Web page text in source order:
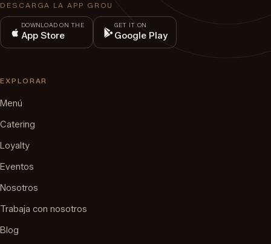
DESCARGA LA APP GROU
DOWNLOAD ON THE
App Store
GET IT ON
Google Play
EXPLORAR
Menú
Catering
Loyalty
Eventos
Nosotros
Trabaja con nosotros
Blog